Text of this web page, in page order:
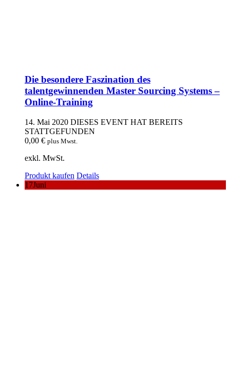
Die besondere Faszination des
talentgewinnenden Master Sourcing Systems –
Online-Training
14. Mai 2020 DIESES EVENT HAT BEREITS
STATTGEFUNDEN
0,00 € plus Mwst.
exkl. MwSt.
Produkt kaufen Details
17Juni